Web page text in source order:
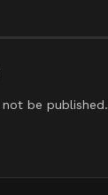
be published.